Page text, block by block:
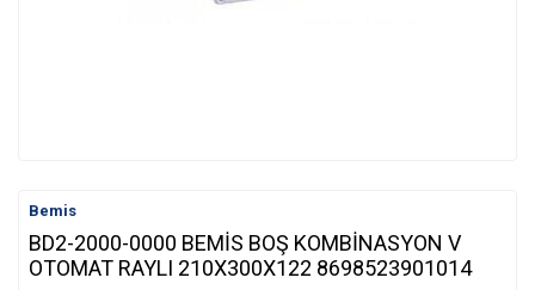
Bemis
BD2-2000-0000 BEMİS BOŞ KOMBİNASYON V
OTOMAT RAYLI 210X300X122 8698523901014